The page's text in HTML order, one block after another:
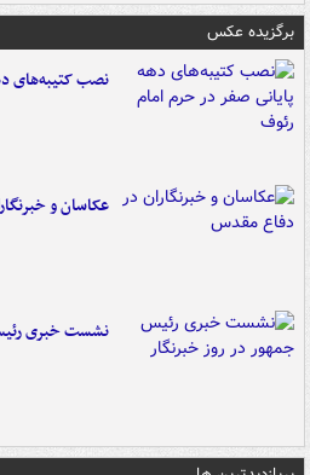
برگزیده عکس
نصب کتیبه‌های
عکاسان و
نشست خبری